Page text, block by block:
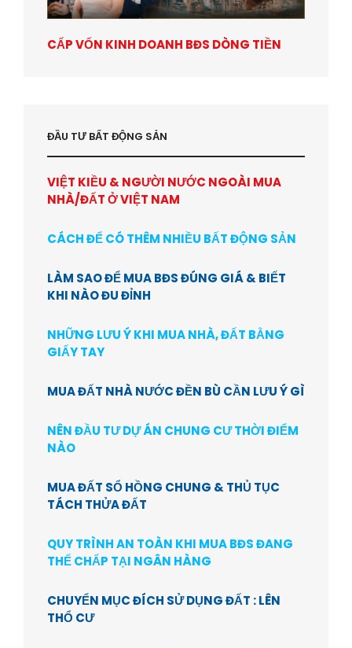
CẤP VỐN KINH DOANH BĐS DÒNG TIỀN
ĐẦU TƯ BẤT ĐỘNG SẢN
VIỆT KIỀU & NGƯỜI NƯỚC NGOÀI MUA
NHÀ/ĐẤT Ở VIỆT NAM
CÁCH ĐỂ CÓ THÊM NHIỀU BẤT ĐỘNG SẢN
LÀM SAO ĐỂ MUA BĐS ĐÚNG GIÁ & BIẾT
KHI NÀO ĐU ĐỈNH
NHỮNG LƯU Ý KHI MUA NHÀ, ĐẤT BẰNG
GIẤY TAY
MUA ĐẤT NHÀ NƯỚC ĐỀN BÙ CẦN LƯU Ý GÌ
NÊN ĐẦU TƯ DỰ ÁN CHUNG CƯ THỜI ĐIỂM
NÀO
MUA ĐẤT SỔ HỒNG CHUNG & THỦ TỤC
TÁCH THỬA ĐẤT
QUY TRÌNH AN TOÀN KHI MUA BĐS ĐANG
THẾ CHẤP TẠI NGÂN HÀNG
CHUYỂN MỤC ĐÍCH SỬ DỤNG ĐẤT : LÊN
THỔ CƯ